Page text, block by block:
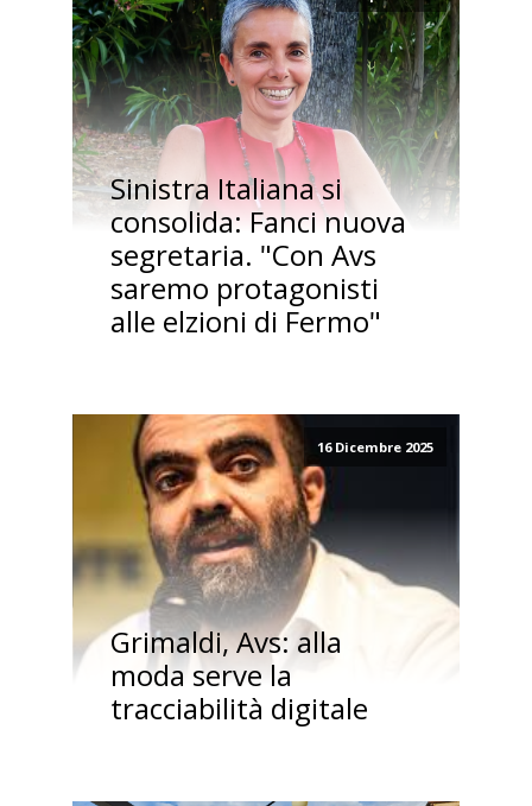
Sinistra Italiana si
consolida: Fanci nuova
segretaria. "Con Avs
saremo protagonisti
alle elzioni di Fermo"
16 Dicembre 2025
Grimaldi, Avs: alla
moda serve la
tracciabilità digitale